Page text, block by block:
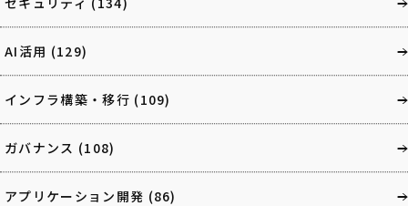
AI活用 (129)
インフラ構築・移行 (109)
ガバナンス (108)
アプリケーション開発 (86)